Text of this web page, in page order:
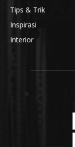
Tips & Trik
Inspirasi
Interior